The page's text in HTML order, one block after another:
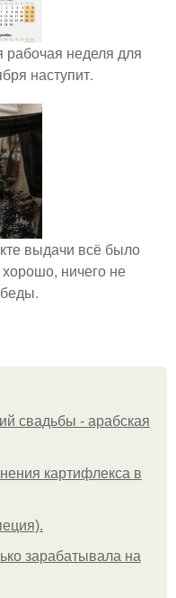
неделя для
наступит.
выдачи всё было
ничего не
свадьбы - арабская
картифлекса в
зарабатывала на